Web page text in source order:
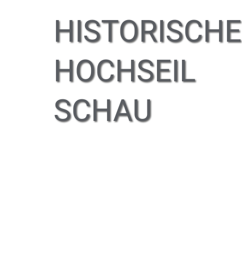
HISTORISCHE
HOCHSEIL
SCHAU